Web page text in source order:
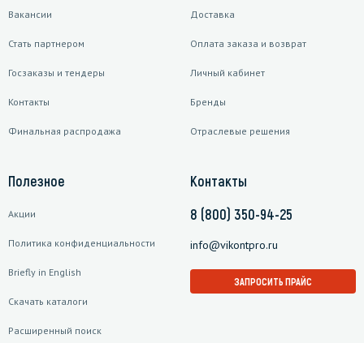
Вакансии
Стать партнером
Госзаказы и тендеры
Контакты
Финальная распродажа
Доставка
Оплата заказа и возврат
Личный кабинет
Бренды
Отраслевые решения
Полезное
Акции
Политика конфиденциальности
Briefly in English
Скачать каталоги
Расширенный поиск
Контакты
8 (800) 350-94-25
info@vikontpro.ru
ЗАПРОСИТЬ ПРАЙС